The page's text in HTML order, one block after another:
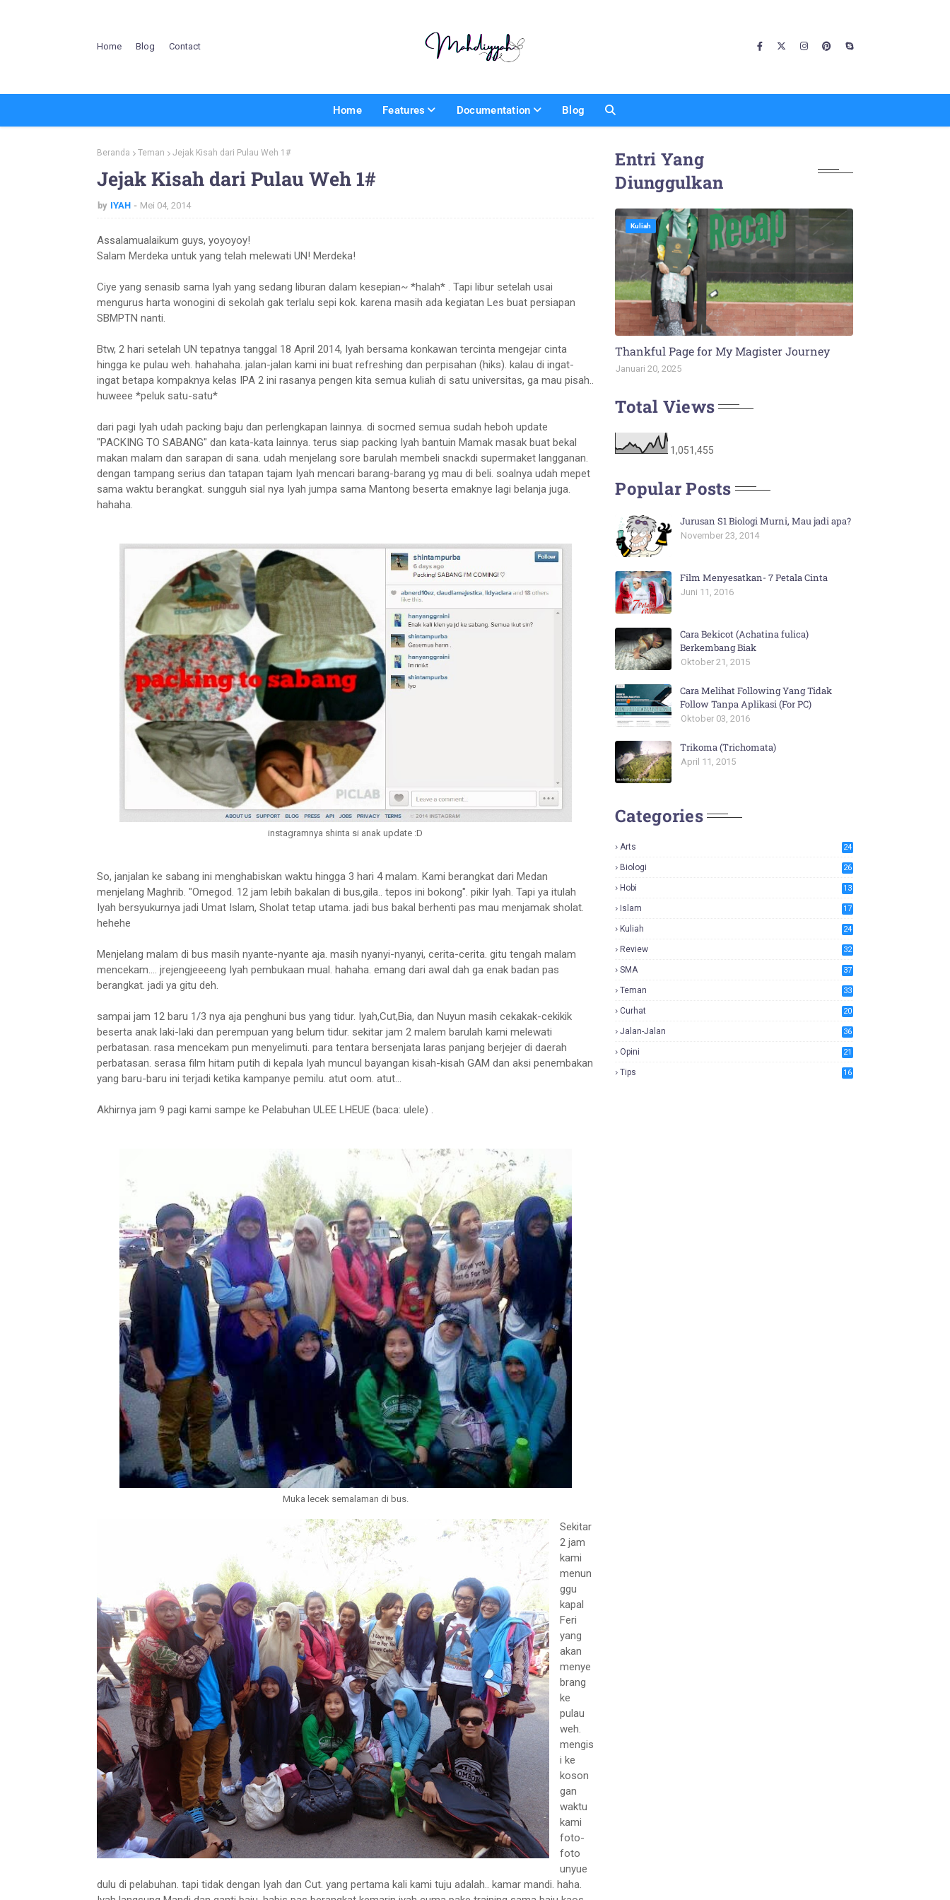
Home Blog Contact
Home Features Documentation Blog
Beranda Teman Jejak Kisah dari Pulau Weh 1#
Jejak Kisah dari Pulau Weh 1#
by IYAH Mei 04, 2014
Assalamualaikum guys, yoyoyoy!
Salam Merdeka untuk yang telah melewati UN! Merdeka!
Ciye yang senasib sama Iyah yang sedang liburan dalam kesepian~ *halah* . Tapi libur setelah usai
mengurus harta wonogini di sekolah gak terlalu sepi kok. karena masih ada kegiatan Les buat persiapan
SBMPTN nanti.
Btw, 2 hari setelah UN tepatnya tanggal 18 April 2014, Iyah bersama konkawan tercinta mengejar cinta
hingga ke pulau weh. hahahaha. jalan-jalan kami ini buat refreshing dan perpisahan (hiks). kalau di ingat-
ingat betapa kompaknya kelas IPA 2 ini rasanya pengen kita semua kuliah di satu universitas, ga mau pisah..
huweee *peluk satu-satu*
dari pagi Iyah udah packing baju dan perlengkapan lainnya. di socmed semua sudah heboh update
"PACKING TO SABANG" dan kata-kata lainnya. terus siap packing Iyah bantuin Mamak masak buat bekal
makan malam dan sarapan di sana. udah menjelang sore barulah membeli snackdi supermaket langganan.
dengan tampang serius dan tatapan tajam Iyah mencari barang-barang yg mau di beli. soalnya udah mepet
sama waktu berangkat. sungguh sial nya Iyah jumpa sama Mantong beserta emaknye lagi belanja juga.
hahaha.
instagramnya shinta si anak update :D
So, janjalan ke sabang ini menghabiskan waktu hingga 3 hari 4 malam. Kami berangkat dari Medan
menjelang Maghrib. "Omegod. 12 jam lebih bakalan di bus,gila.. tepos ini bokong". pikir Iyah. Tapi ya itulah
Iyah bersyukurnya jadi Umat Islam, Sholat tetap utama. jadi bus bakal berhenti pas mau menjamak sholat.
hehehe
Menjelang malam di bus masih nyante-nyante aja. masih nyanyi-nyanyi, cerita-cerita. gitu tengah malam
mencekam.... jrejengjeeeeng Iyah pembukaan mual. hahaha. emang dari awal dah ga enak badan pas
berangkat. jadi ya gitu deh.
sampai jam 12 baru 1/3 nya aja penghuni bus yang tidur. Iyah,Cut,Bia, dan Nuyun masih cekakak-cekikik
beserta anak laki-laki dan perempuan yang belum tidur. sekitar jam 2 malem barulah kami melewati
perbatasan. rasa mencekam pun menyelimuti. para tentara bersenjata laras panjang berjejer di daerah
perbatasan. serasa film hitam putih di kepala Iyah muncul bayangan kisah-kisah GAM dan aksi penembakan
yang baru-baru ini terjadi ketika kampanye pemilu. atut oom. atut...
Akhirnya jam 9 pagi kami sampe ke Pelabuhan ULEE LHEUE (baca: ulele) .
Muka lecek semalaman di bus.
Sekitar
2 jam
kami
menun
ggu
kapal
Feri
yang
akan
menye
brang
ke
pulau
weh.
mengis
i ke
koson
gan
waktu
kami
foto-
foto
unyue
dulu di pelabuhan. tapi tidak dengan Iyah dan Cut. yang pertama kali kami tuju adalah.. kamar mandi. haha.
Entri Yang
Diunggulkan
Kuliah
Thankful Page for My Magister Journey
Januari 20, 2025
Total Views
1,051,455
Popular Posts
Jurusan S1 Biologi Murni, Mau jadi apa?
November 23, 2014
Film Menyesatkan- 7 Petala Cinta
Juni 11, 2016
Cara Bekicot (Achatina fulica)
Berkembang Biak
Oktober 21, 2015
Cara Melihat Following Yang Tidak
Follow Tanpa Aplikasi (For PC)
Oktober 03, 2016
Trikoma (Trichomata)
April 11, 2015
Categories
Arts 24
Biologi 26
Hobi 13
Islam 17
Kuliah 24
Review 32
SMA 37
Teman 33
Curhat 20
Jalan-Jalan 36
Opini 21
Tips 16